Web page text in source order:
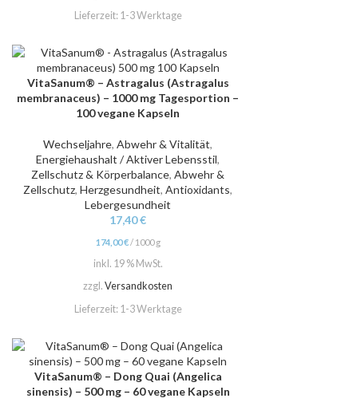
Lieferzeit: 1-3 Werktage
IN DEN WARENKORB
VitaSanum® – Astragalus (Astragalus
membranaceus) – 1000 mg Tagesportion –
100 vegane Kapseln
Wechseljahre,Abwehr & Vitalität,
Energiehaushalt / Aktiver Lebensstil,
Zellschutz & Körperbalance,Abwehr &
Zellschutz,Herzgesundheit,Antioxidants,
Lebergesundheit
17,40€
174,00€/ 1000 g
inkl. 19 % MwSt.
zzgl.Versandkosten
Lieferzeit: 1-3 Werktage
IN DEN WARENKORB
VitaSanum® – Dong Quai (Angelica
sinensis) – 500 mg – 60 vegane Kapseln